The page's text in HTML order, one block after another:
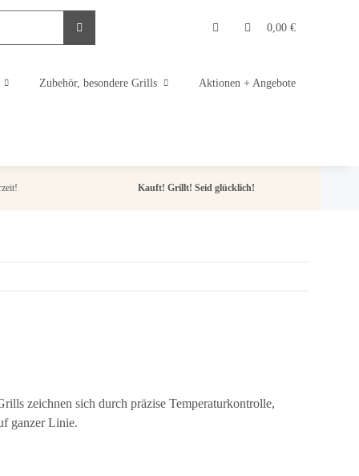
0,00 €
Zubehör, besondere Grills Aktionen + Angebote
Kauft! Grillt! Seid glücklich!
zeichnen sich durch präzise Temperaturkontrolle,
ganzer Linie.